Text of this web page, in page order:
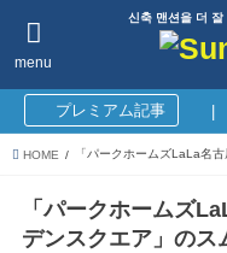
신축 맨션을 더 잘
menu
プレミアム記事
HOME 「パークホームズLaLa名
「パークホームズ
デンスクエア」のス